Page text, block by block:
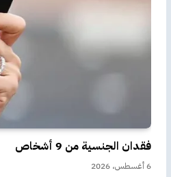
فقدان الجنسية من 9 أشخاص
6 أغسطس، 2026